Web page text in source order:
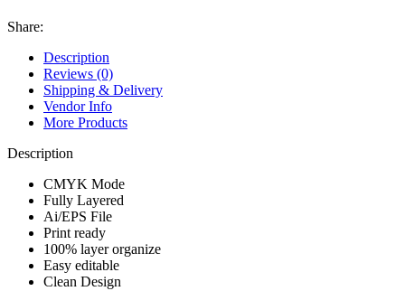
Share:
Description
Reviews (0)
Shipping & Delivery
Vendor Info
More Products
Description
CMYK Mode
Fully Layered
Ai/EPS File
Print ready
100% layer organize
Easy editable
Clean Design